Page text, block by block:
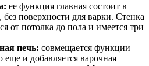
ее функция главная состоит в
поверхности для варки. Стенка
от потолка до пола и имеется три
печь: совмещается функции
и добавляется варочная